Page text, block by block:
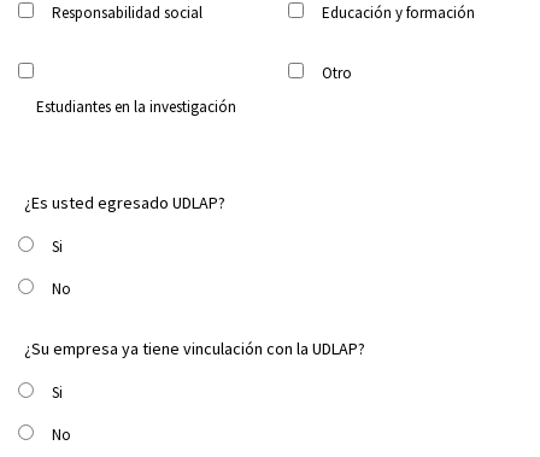
Responsabilidad social Educación y formación
Estudiantes en la investigación
Otro
¿Es usted egresado UDLAP?
Si
No
¿Su empresa ya tiene vinculación con la UDLAP?
Si
No